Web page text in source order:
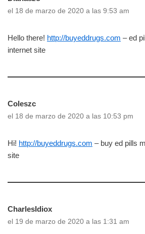
el 18 de marzo de 2020 a las 9:53 am
Hello there! http://buyeddrugs.com – ed
internet site
Coleszc
el 18 de marzo de 2020 a las 10:53 pm
Hi! http://buyeddrugs.com – buy ed pills
site
CharlesIdiox
el 19 de marzo de 2020 a las 1:31 am